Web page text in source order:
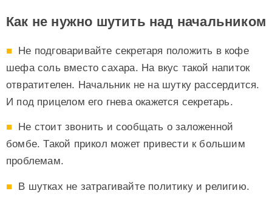
Как не нужно шутить над начальником
Не подговаривайте секретаря положить в кофе
шефа соль вместо сахара. На вкус такой напиток
отвратителен. Начальник не на шутку рассердится.
И под прицелом его гнева окажется секретарь.
Не стоит звонить и сообщать о заложенной
бомбе. Такой прикол может привести к большим
проблемам.
В шутках не затрагивайте политику и религию.